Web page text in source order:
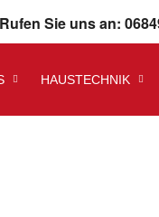
Rufen Sie uns an:
HAUSTECHNIK